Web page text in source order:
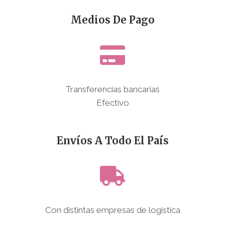
Medios De Pago
Transferencias bancarias
Efectivo
Envíos A Todo El País
Con distintas empresas de logística